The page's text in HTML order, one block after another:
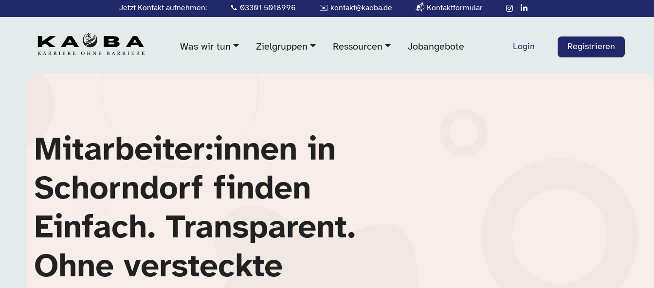
Jetzt Kontakt aufnehmen: 📞 03301 5018996 ✉️ kontakt@kaoba.de 📬 Kontaktformular
Was wir tun Zielgruppen Ressourcen Jobangebote Login Registrieren
Mitarbeiter:innen in
Schorndorf finden
Einfach. Transparent.
Ohne versteckte